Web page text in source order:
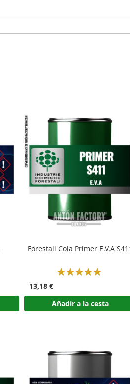
Forestali Cola Primer E.V.A
Rating:
13,18 €
Añadir a la cesta